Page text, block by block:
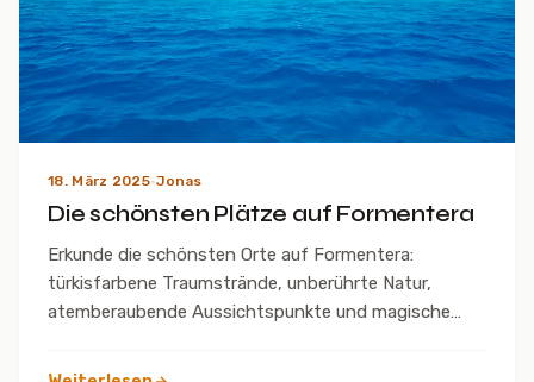
18. März 2025·Jonas
Die schönsten Plätze auf Formentera
Erkunde die schönsten Orte auf Formentera:
türkisfarbene Traumstrände, unberührte Natur,
atemberaubende Aussichtspunkte und magische